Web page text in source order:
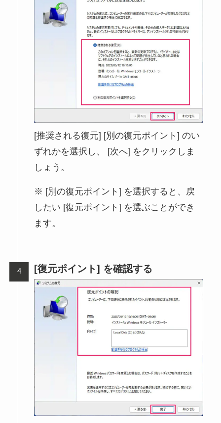
[推奨される復元] [別の復元ポイント] のい
ずれかを選択し、 [次へ] をクリックしま
しょう。
[別の復元ポイント] を選択すると、戻
したい [復元ポイント] を選ぶことができ
ます。
[復元ポイント] を確認する